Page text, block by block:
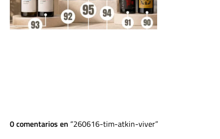
0 comentarios en 260616-tim-atkin-viver